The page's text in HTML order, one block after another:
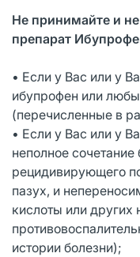
Не принимайте и
препарат
• Если у Вас или у
ибупрофен или
(перечисленные в
• Если у Вас или у
неполное
рецидивирующего
пазух, и
кислоты или других
истории болезни);